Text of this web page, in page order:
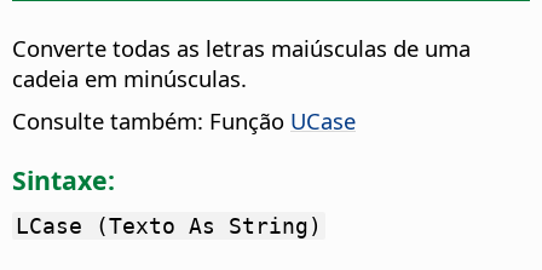
Converte todas as letras maiúsculas de uma
cadeia em minúsculas.
Consulte também: Função UCase
Sintaxe:
LCase (Texto As String)